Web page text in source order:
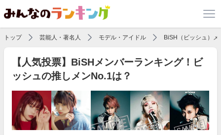
トップ 芸能人・著名人 モデル・アイドル BiSH（ビッシュ）
【人気投票】BiSHメンバーランキング！ビ
ッシュの推しメンNo.1は？